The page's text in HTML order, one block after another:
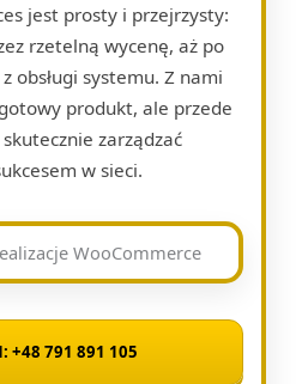
jest prosty i przejrzysty:
rzetelną wycenę, aż po
obsługi systemu. Z nami
produkt, ale przede
zarządzać
w sieci.
+48 791 891 105